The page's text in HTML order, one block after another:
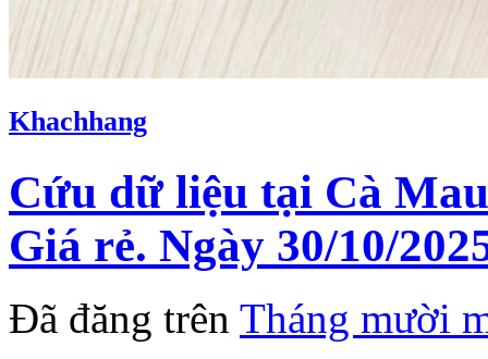
Khachhang
Cứu dữ liệu tại Cà
Giá rẻ. Ngày 30/10/
Đã đăng trên Tháng mười